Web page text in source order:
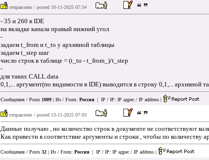
отправлено / posted 10-11-2025 07:54
- 35 и 260 в IDE
на вкладке канала правый нижний угол
-
задаем t_from и t_to у архивной таблицы
задаем t_step шаг
число строк в таблице = (t_to - t_from_)/t_step
-
для таких CALL.data
0,1,... аргумент(по видимости в IDE) выводится в строку 0,1,... архивной
Сообщения / Posts 1009 | Из / From: Россия | IP / IP: IP адрес / IP address |
отправлено / posted 13-11-2025 07:03
Данные получаю , но количество строк в документе не соответствуют
Как привести в соответствие аргументы и строки , чтобы по количеству
Сообщения / Posts 32 | Из / From: Россия | IP / IP: IP адрес / IP address |